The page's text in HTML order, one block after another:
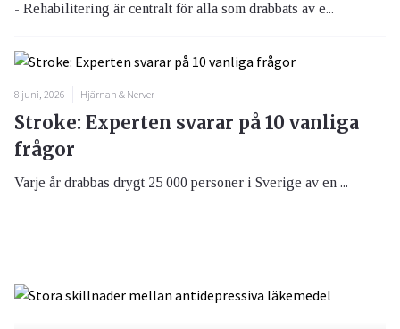
- Rehabilitering är centralt för alla som drabbats av e...
8 juni, 2026 Hjärnan & Nerver
Stroke: Experten svarar på 10 vanliga
frågor
Varje år drabbas drygt 25 000 personer i Sverige av en ...